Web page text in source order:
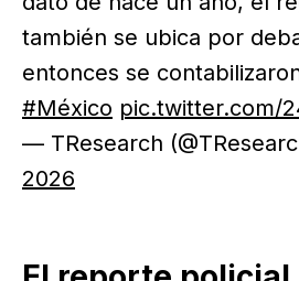
también se ubica por
entonces se
#México pic.twitter.com/
— TResearch
2026